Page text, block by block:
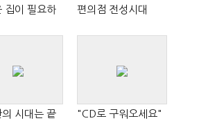
집이 필요하
편의점 전성시대
의 시대는 끝
"CD로 구워오세요"